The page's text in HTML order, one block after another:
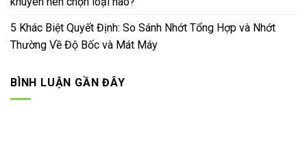
5 Khác Biệt Quyết Định: So Sánh Nhớt Tổng Hợp và Nhớt
Thường Về Độ Bốc và Mát Máy
BÌNH LUẬN GẦN ĐÂY